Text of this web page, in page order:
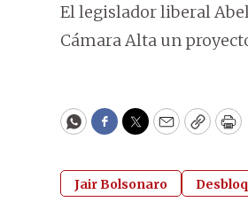
El legislador liberal
Cámara Alta un
WhatsApp
Facebook
Twitter
EmailCopy
Jair Bolsonaro